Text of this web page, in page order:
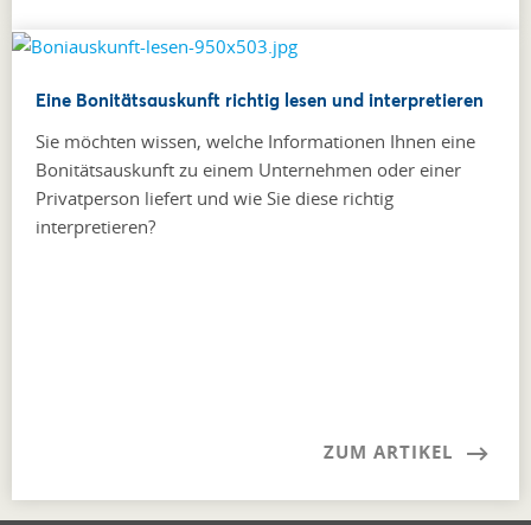
Eine Bonitätsauskunft richtig lesen und interpretieren
Sie möchten wissen, welche Informationen Ihnen eine
Bonitätsauskunft zu einem Unternehmen oder einer
Privatperson liefert und wie Sie diese richtig
interpretieren?
ZUM ARTIKEL